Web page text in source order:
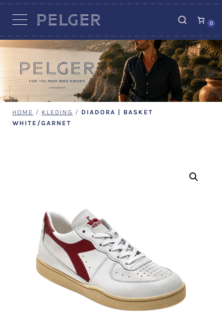
0
HOME / KLEDING / DIADORA | BASKET
WHITE/GARNET